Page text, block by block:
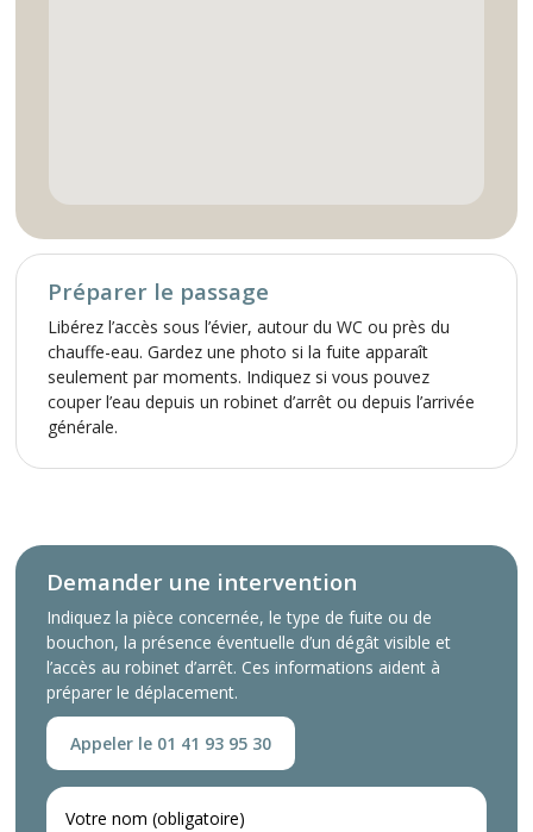
Préparer le passage
Libérez l’accès sous l’évier, autour du WC ou près du
chauffe-eau. Gardez une photo si la fuite apparaît
seulement par moments. Indiquez si vous pouvez
couper l’eau depuis un robinet d’arrêt ou depuis l’arrivée
générale.
Demander une intervention
Indiquez la pièce concernée, le type de fuite ou de
bouchon, la présence éventuelle d’un dégât visible et
l’accès au robinet d’arrêt. Ces informations aident à
préparer le déplacement.
Appeler le 01 41 93 95 30
Votre nom (obligatoire)